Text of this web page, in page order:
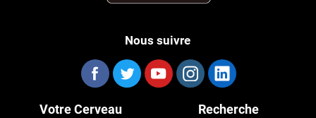
Nous suivre
Votre Cerveau Recherche